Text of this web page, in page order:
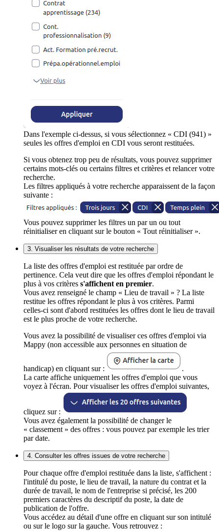
Dans l'exemple ci-dessus, si vous sélectionnez « CDI (941) »
seules les offres d'emploi en CDI vous seront restituées.
Si vous obtenez trop peu de résultats, vous pouvez supprimer
certains mots-clés ou certains filtres et critères et relancer votre
recherche.
Les filtres appliqués à votre recherche apparaissent de la façon
suivante :
Vous pouvez supprimer les filtres un par un ou tout
réinitialiser en cliquant sur le bouton « Tout réinitialiser ».
3. Visualiser les résultats de votre recherche
La liste des offres d'emploi est restituée par ordre de
pertinence. Cela veut dire que les offres d'emploi répondant le
plus à vos critères s'affichent en premier.
Vous avez renseigné le champ « Lieu de travail » ? La liste
restitue les offres répondant le plus à vos critères. Parmi
celles-ci sont d'abord restituées les offres dont le lieu de travail
est le plus proche de votre recherche.
Vous avez la possibilité de visualiser ces offres d'emploi via
Mappy (non accessible aux personnes en situation de
handicap) en cliquant sur :
.
La carte affiche uniquement les offres d'emploi que vous
voyez à l'écran. Pour visualiser les offres d'emploi suivantes,
cliquez sur :
Vous avez également la possibilité de changer le
« classement » des offres : vous pouvez par exemple les trier
par date.
4. Consulter les offres issues de votre recherche
Pour chaque offre d'emploi restituée dans la liste, s'affichent :
l'intitulé du poste, le lieu de travail, la nature du contrat et la
durée de travail, le nom de l'entreprise si précisé, les 200
premiers caractères du descriptif du poste, la date de
publication de l'offre.
Vous accédez au détail d'une offre en cliquant sur son intitulé
ou sur le logo sur la gauche. Vous retrouvez :